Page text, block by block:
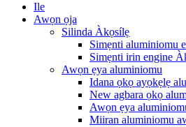
Ile
Awọn ọja
Silinda Àkọsílẹ
Simẹnti aluminiomu
Simẹnti irin engine
Awọn ẹya aluminiomu
Idana ọkọ ayọkẹlẹ
New agbara ọkọ
Awọn ẹya
Miiran aluminiomu